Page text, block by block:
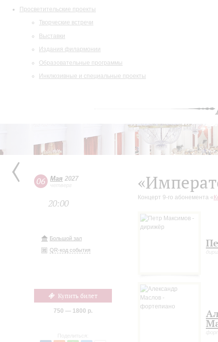
Просветительские проекты
Творческие встречи
Выставки
Издания филармонии
Образовательные программы
Инклюзивные и специальные проекты
06 Мая 2027
четверг
20:00
Большой зал
QR-код события
Купить билет
750 — 1800 р.
Поделиться:
Концерт 9-го абонемента «